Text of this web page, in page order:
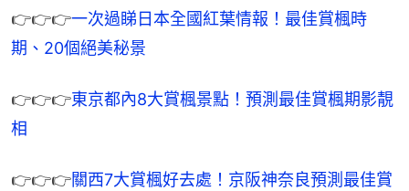
👉👉👉一次過睇日本全國紅葉情報！最佳賞楓時
期、20個絕美秘景
👉👉👉東京都內8大賞楓景點！預測最佳賞楓期影靚
相
👉👉👉關西7大賞楓好去處！京阪神奈良預測最佳賞